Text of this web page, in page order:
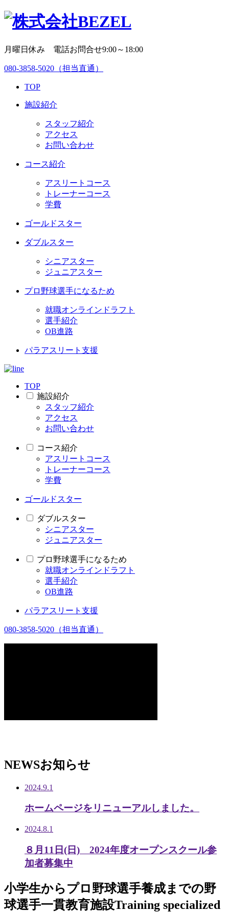
月曜日休み 電話お問合せ9:00～18:00
080-3858-5020 （担当直通）
TOP
施設紹介
スタッフ紹介
アクセス
お問い合わせ
コース紹介
アスリートコース
トレーナーコース
学費
ゴールドスター
ダブルスター
シニアスター
ジュニアスター
プロ野球選手になるため
就職オンラインドラフト
選手紹介
OB進路
パラアスリート支援
TOP
施設紹介
スタッフ紹介
アクセス
お問い合わせ
コース紹介
アスリートコース
トレーナーコース
学費
ゴールドスター
ダブルスター
シニアスター
ジュニアスター
プロ野球選手になるため
就職オンラインドラフト
選手紹介
OB進路
パラアスリート支援
080-3858-5020 （担当直通）
NEWSお知らせ
2024.9.1
ホームページをリニューアルしました。
2024.8.1
８月11日(日) 2024年度オープンスクール参
加者募集中
小学生からプロ野球選手養成までの野
球選手一貫教育施設Training specialized